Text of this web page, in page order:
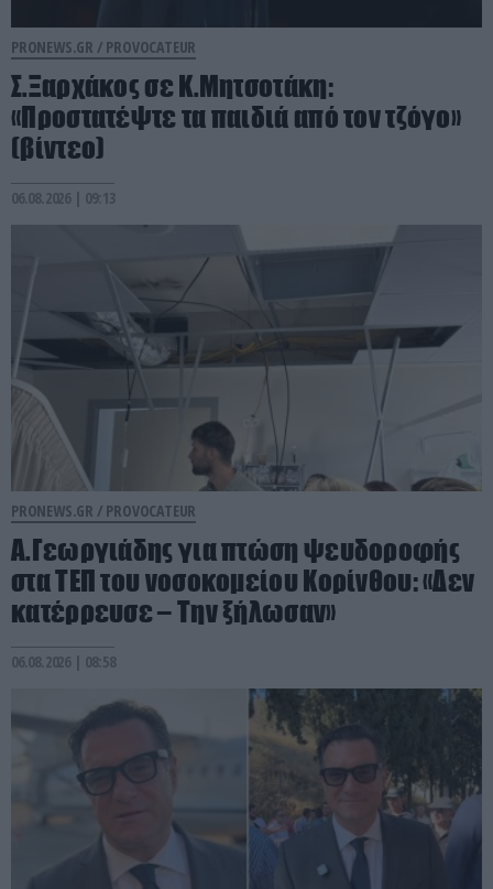
PRONEWS.GR / PROVOCATEUR
Σ.Ξαρχάκος σε Κ.Μητσοτάκη:
«Προστατέψτε τα παιδιά από τον τζόγο»
(βίντεο)
06.08.2026 | 09:13
PRONEWS.GR / PROVOCATEUR
Α.Γεωργιάδης για πτώση ψευδοροφής
στα ΤΕΠ του νοσοκομείου Κορίνθου: «Δεν
κατέρρευσε – Την ξήλωσαν»
06.08.2026 | 08:58